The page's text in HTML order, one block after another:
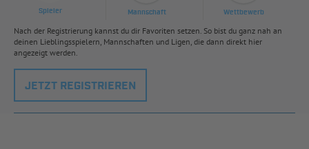
Spieler Mannschaft Wettbewerb
Nach der Registrierung kannst du dir Favoriten setzen. So bist du ganz nah an
deinen Lieblingsspielern, Mannschaften und Ligen, die dann direkt hier
angezeigt werden.
JETZT REGISTRIEREN